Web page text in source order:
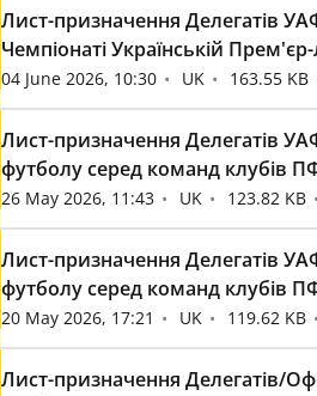
Лист-призначення Делегатів
Чемпіонаті Українській
04 June 2026, 10:30 UK 163.55 KB
Лист-призначення Делегатів
футболу серед команд клубів
26 May 2026, 11:43 UK 123.82 KB
Лист-призначення Делегатів
футболу серед команд клубів
20 May 2026, 17:21 UK 119.62 KB
Лист-призначення Делегатів/